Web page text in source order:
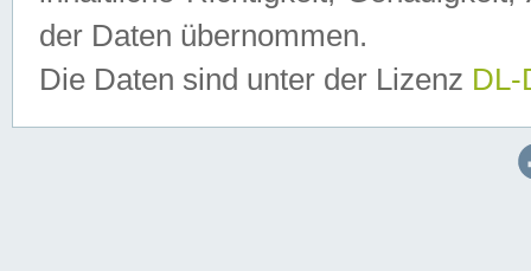
der Daten übernommen.
Die Daten sind unter der Lizenz